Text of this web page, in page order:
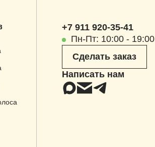
+7 911 920-35-41
Пн-Пт: 10:00 - 19:00
Сделать заказ
Написать нам